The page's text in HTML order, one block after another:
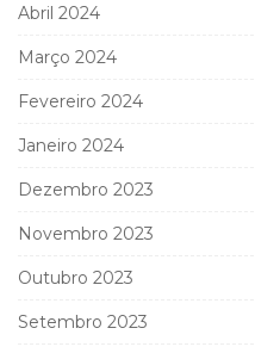
Abril 2024
Março 2024
Fevereiro 2024
Janeiro 2024
Dezembro 2023
Novembro 2023
Outubro 2023
Setembro 2023